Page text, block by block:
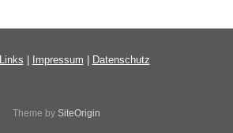
Links Impressum Datenschutz
Theme by SiteOrigin